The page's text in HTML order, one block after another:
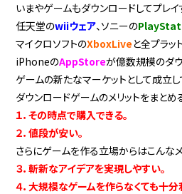
いまやゲームもダウンロードしてプレイ
任天堂のwiiウェア、ソニーの
マイクロソフトのXboxLiveと全プラッ
iPhoneのAppStoreが億数規模のダ
ゲームの新たなマーケットとして成立し
ダウンロードゲームのメリットをまとめ
１．その時点で購入できる。
２．値段が安い。
さらにゲームを作る立場からはこんな
３．斬新なアイデアを実現しやすい。
４．大規模なゲームを作らなくても十